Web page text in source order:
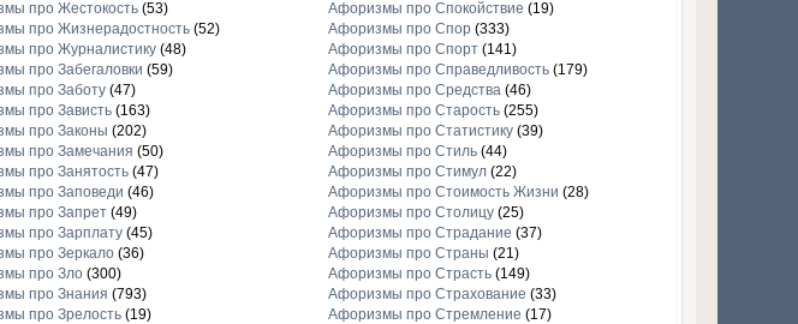
про Жестокость(53)
про Жизнерадостность(52)
про Журналистику(48)
про Забегаловки (59)
про Заботу(47)
про Зависть(163)
про Законы (202)
про Замечания (50)
про Занятость(47)
про Заповеди (46)
про Запрет(49)
про Зарплату(45)
про Зеркало(36)
про Зло(300)
про Знания (793)
про Зрелость(19)
Афоризмы про Спокойствие (19)
Афоризмы про Спор(333)
Афоризмы про Спорт(141)
Афоризмы про Справедливость(179)
Афоризмы про Средства(46)
Афоризмы про Старость(255)
Афоризмы про Статистику(39)
Афоризмы про Стиль(44)
Афоризмы про Стимул(22)
Афоризмы про Стоимость Жизни (28)
Афоризмы про Столицу(25)
Афоризмы про Страдание (37)
Афоризмы про Страны (21)
Афоризмы про Страсть(149)
Афоризмы про Страхование (33)
Афоризмы про Стремление (17)